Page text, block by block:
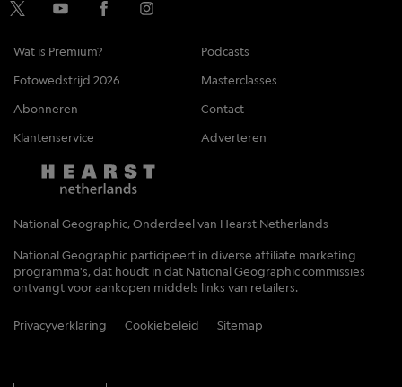
Wat is Premium?
Podcasts
Fotowedstrijd 2026
Masterclasses
Abonneren
Contact
Klantenservice
Adverteren
National Geographic, Onderdeel van Hearst Netherlands
National Geographic participeert in diverse affiliate marketing
programma's, dat houdt in dat National Geographic commissies
ontvangt voor aankopen middels links van retailers.
Privacyverklaring Cookiebeleid Sitemap